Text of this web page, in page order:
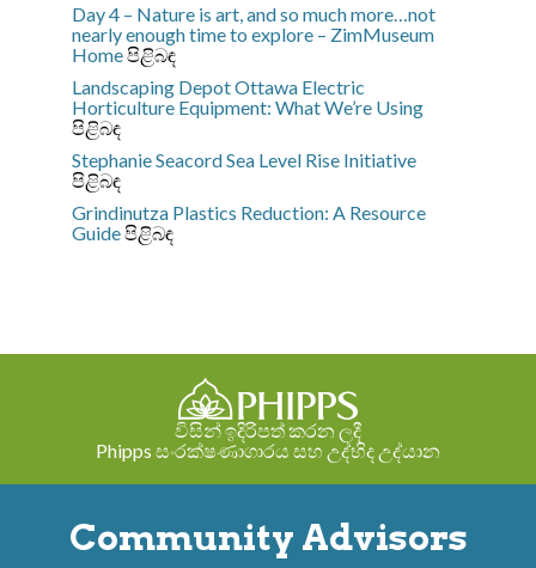
Day 4 – Nature is art, and so much more…not
nearly enough time to explore – ZimMuseum
Homeපිළිබඳ
Landscaping Depot Ottawa Electric
Horticulture Equipment: What We’re Using
පිළිබඳ
Stephanie SeacordSea Level Rise Initiative
පිළිබඳ
Grindinutza Plastics Reduction: A Resource
Guideපිළිබඳ
විසින් ඉදිරිපත් කරන ලදී
Phipps සංරක්ෂණාගාරය සහ උද්භිද උද්යාන
Community Advisors